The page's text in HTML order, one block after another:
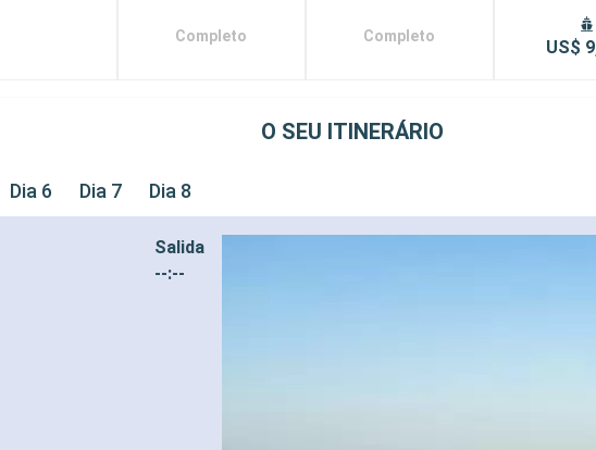
Completo Completo
US$
O SEU ITINERÁRIO
Dia 6 Dia 7 Dia 8
Salida
--:--